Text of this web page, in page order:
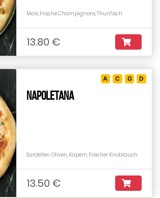
Mais, Frische Champignons, Thunfisch
13.80 €
Napoletana
A C G D
Sardellen, Oliven, Kapern, Frischer Knoblauch
13.50 €